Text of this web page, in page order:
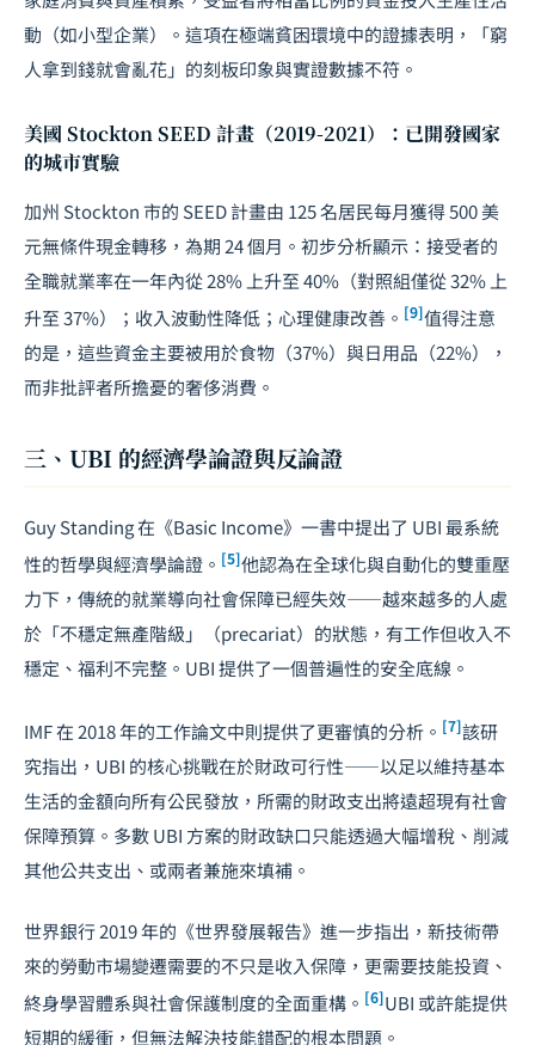
動（如小型企業）。這項在極端貧困環境中的證據表明，「窮
人拿到錢就會亂花」的刻板印象與實證數據不符。
美國 Stockton SEED 計畫（2019-2021）：已開發國家
的城市實驗
加州 Stockton 市的 SEED 計畫由 125 名居民每月獲得 500 美
元無條件現金轉移，為期 24 個月。初步分析顯示：接受者的
全職就業率在一年內從 28% 上升至 40%（對照組僅從 32% 上
升至 37%）；收入波動性降低；心理健康改善。 [9]值得注意
的是，這些資金主要被用於食物（37%）與日用品（22%），
而非批評者所擔憂的奢侈消費。
三、UBI 的經濟學論證與反論證
Guy Standing 在《Basic Income》一書中提出了 UBI 最系統
性的哲學與經濟學論證。 [5]他認為在全球化與自動化的雙重壓
力下，傳統的就業導向社會保障已經失效——越來越多的人處
於「不穩定無產階級」（precariat）的狀態，有工作但收入不
穩定、福利不完整。UBI 提供了一個普遍性的安全底線。
IMF 在 2018 年的工作論文中則提供了更審慎的分析。 [7]該研
究指出，UBI 的核心挑戰在於財政可行性——以足以維持基本
生活的金額向所有公民發放，所需的財政支出將遠超現有社會
保障預算。多數 UBI 方案的財政缺口只能透過大幅增稅、削減
其他公共支出、或兩者兼施來填補。
世界銀行 2019 年的《世界發展報告》進一步指出，新技術帶
來的勞動市場變遷需要的不只是收入保障，更需要技能投資、
終身學習體系與社會保護制度的全面重構。 [6]UBI 或許能提供
短期的緩衝，但無法解決技能錯配的根本問題。